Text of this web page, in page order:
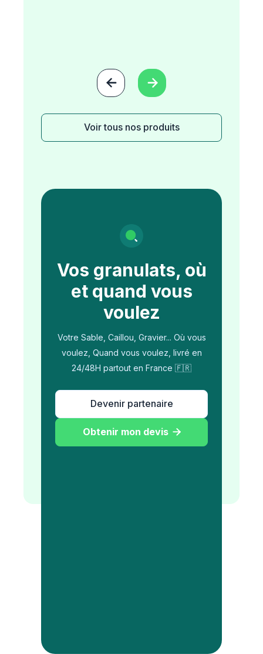
 
Voir tous nos produits
Vos granulats, où
et quand vous
voulez
Votre Sable, Caillou, Gravier... Où vous
voulez, Quand vous voulez, livré en
24/48H partout en France 🇫🇷
Devenir partenaire
Obtenir mon devis 